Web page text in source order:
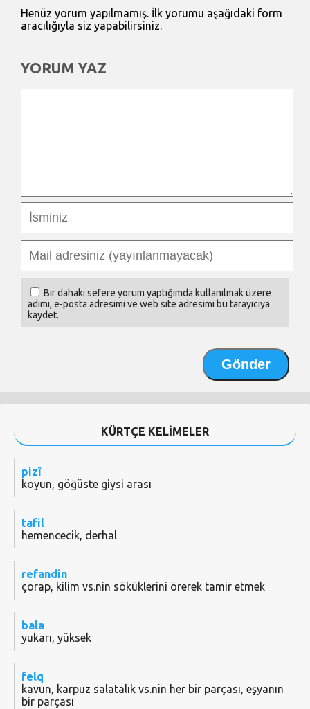
Henüz yorum yapılmamış. İlk yorumu aşağıdaki form
aracılığıyla siz yapabilirsiniz.
YORUM YAZ
Bir dahaki sefere yorum yaptığımda kullanılmak üzere
adımı, e-posta adresimi ve web site adresimi bu tarayıcıya
kaydet.
KÜRTÇE KELİMELER
pizî
koyun, göğüste giysi arası
tafil
hemencecik, derhal
refandin
çorap, kilim vs.nin söküklerini örerek tamir etmek
bala
yukarı, yüksek
felq
kavun, karpuz salatalık vs.nin her bir parçası, eşyanın
bir parçası